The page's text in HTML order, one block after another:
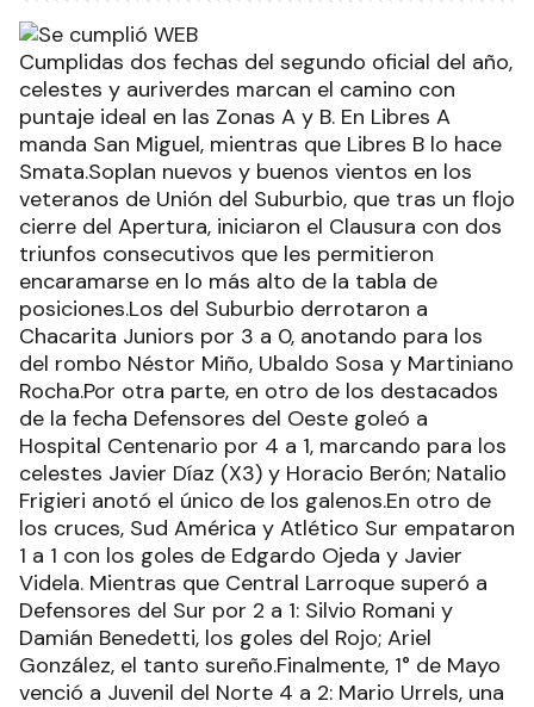
Cumplidas dos fechas del segundo oficial del año,
celestes y auriverdes marcan el camino con
puntaje ideal en las Zonas A y B. En Libres A
manda San Miguel, mientras que Libres B lo hace
Smata.Soplan nuevos y buenos vientos en los
veteranos de Unión del Suburbio, que tras un flojo
cierre del Apertura, iniciaron el Clausura con dos
triunfos consecutivos que les permitieron
encaramarse en lo más alto de la tabla de
posiciones.Los del Suburbio derrotaron a
Chacarita Juniors por 3 a 0, anotando para los
del rombo Néstor Miño, Ubaldo Sosa y Martiniano
Rocha.Por otra parte, en otro de los destacados
de la fecha Defensores del Oeste goleó a
Hospital Centenario por 4 a 1, marcando para los
celestes Javier Díaz (X3) y Horacio Berón; Natalio
Frigieri anotó el único de los galenos.En otro de
los cruces, Sud América y Atlético Sur empataron
1 a 1 con los goles de Edgardo Ojeda y Javier
Videla. Mientras que Central Larroque superó a
Defensores del Sur por 2 a 1: Silvio Romani y
Damián Benedetti, los goles del Rojo; Ariel
González, el tanto sureño.Finalmente, 1° de Mayo
venció a Juvenil del Norte 4 a 2: Mario Urrels, una